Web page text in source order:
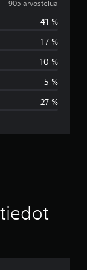
e
s
k
a
v
.
905 arvostelua
41 %
17 %
10 %
5 %
27 %